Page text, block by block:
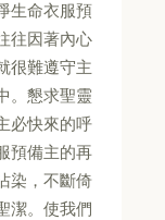
生命衣服預
往因著內心
很難遵守主
。懇求聖靈
必快來的呼
預備主的再
染，不斷倚
潔。使我們